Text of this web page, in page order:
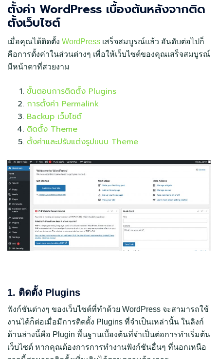
ตั้งค่า WordPress เบื้องต้นหลังจากติด
ตั้งเว็บไซต์
เมื่อคุณได้ติดตั้ง WordPress เสร็จสมบูรณ์แล้ว อันดับต่อไปก็
คือการตั้งค่าในส่วนต่างๆ เพื่อให้เว็บไซต์ของคุณเสร็จสมบูรณ์
มีหน้าตาที่สวยงาม
ขั้นตอนการติดตั้ง Plugins
การตั้งค่า Permalink
Backup เว็บไซต์
ติดตั้ง Theme
ตั้งค่าและปรับแต่งรูปแบบ Theme
1. ติดตั้ง Plugins
ฟังก์ชันต่างๆ ของเว็บไซต์ที่ทำด้วย WordPress จะสามารถใช้
งานได้ก็ต่อเมื่อมีการติดตั้ง Plugins ที่จำเป็นเหล่านั้น ในลิงก์
ด้านล่างนี้คือ Plugin พื้นฐานเบื้องต้นที่จำเป็นต่อการทำเริ่มต้น
เว็บไซต์ หากคุณต้องการการทำงานฟังก์ชันอื่นๆ ที่นอกเหนือ